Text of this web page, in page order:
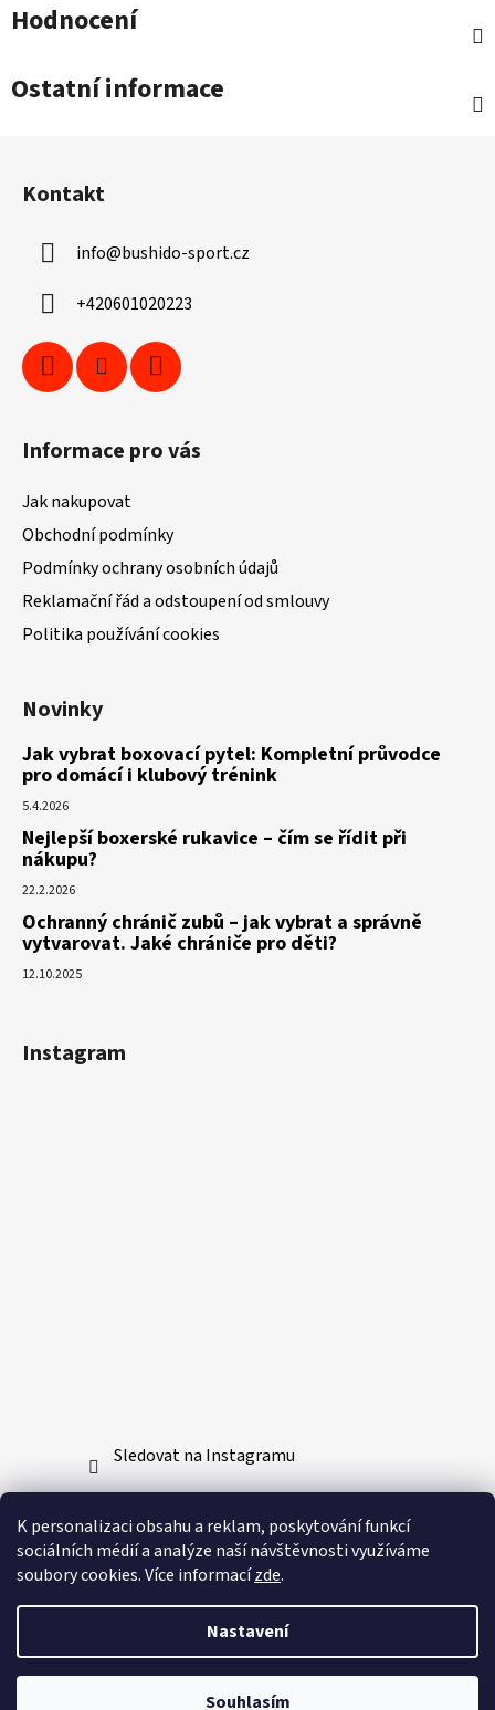
K personalizaci obsahu a reklam, poskytování funkcí
sociálních médií a analýze naší návštěvnosti využíváme
soubory cookies. Více informacízde.
Nastavení
Souhlasím
Hodnocení
Ostatní informace
Kontakt
info@bushido-sport.cz
+420601020223
Informace pro vás
Jak nakupovat
Obchodní podmínky
Podmínky ochrany osobních údajů
Reklamační řád a odstoupení od smlouvy
Politika používání cookies
Novinky
Jak vybrat boxovací pytel: Kompletní průvodce
pro domácí i klubový trénink
5.4.2026
Nejlepší boxerské rukavice – čím se řídit při
nákupu?
22.2.2026
Ochranný chránič zubů – jak vybrat a správně
vytvarovat. Jaké chrániče pro děti?
12.10.2025
Instagram
Sledovat na Instagramu
Přijímáme online platby
Vytvořil Shoptet